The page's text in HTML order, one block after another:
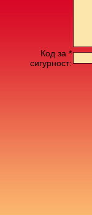
Код за *
сигурност: